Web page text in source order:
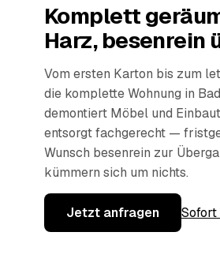
Komplett
Harz, besenrein
Vom ersten Karton bis zum
die komplette Wohnung in
demontiert Möbel und
entsorgt fachgerecht —
Wunsch besenrein zur
kümmern sich um nichts.
Jetzt anfragen